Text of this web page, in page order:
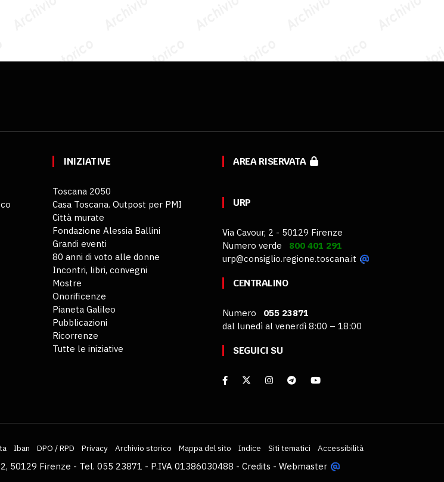
INIZIATIVE
Toscana 2050
Casa Toscana. Outpost per PMI
Città murate
Fondazione Alessia Ballini
Grandi eventi
80 anni di voto alle donne
Incontri, libri, convegni
Mostre
Onorificenze
Pianeta Galileo
Pubblicazioni
Ricorrenze
Tutte le iniziative
AREA RISERVATA
URP
Via Cavour, 2 - 50129 Firenze
Numero verde 800 401 291
urp@consiglio.regione.toscana.it
CENTRALINO
Numero 055 23871
dal lunedì al venerdì 8:00 – 18:00
SEGUICI SU
Iban DPO / RPD Privacy Archivio storico Mappa del sito Indice Siti tematici Accessibilità
50129 Firenze - Tel. 055 23871 - P.IVA 01386030488 - Credits - Webmaster